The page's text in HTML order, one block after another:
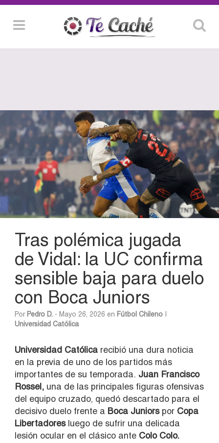
Tras polémica jugada
de Vidal: la UC confirma
sensible baja para duelo
con Boca Juniors
Por Pedro D. - Mayo 26, 2026 en Fútbol Chileno
Universidad Católica
Universidad Católica recibió una dura noticia
en la previa de uno de los partidos más
importantes de su temporada. Juan Francisco
Rossel, una de las principales figuras ofensivas
del equipo cruzado, quedó descartado para el
decisivo duelo frente a Boca Juniorspor Copa
Libertadoresluego de sufrir una delicada
lesión ocular en el clásico ante Colo Colo.